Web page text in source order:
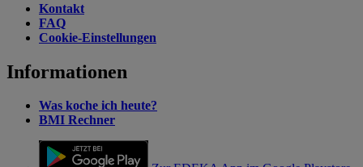
Kontakt
FAQ
Cookie-Einstellungen
Informationen
Was koche ich heute?
BMI Rechner